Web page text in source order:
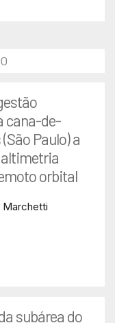
cana-de-
Paulo) a
orbital
Marchetti
subárea do